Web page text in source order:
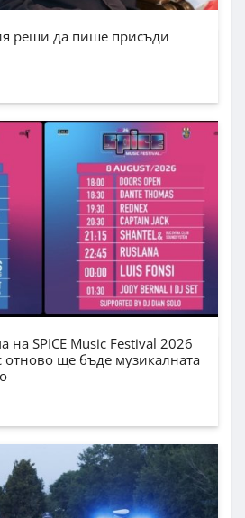
реши да пише присъди
на SPICE Music Festival 2026
отново ще бъде музикалната